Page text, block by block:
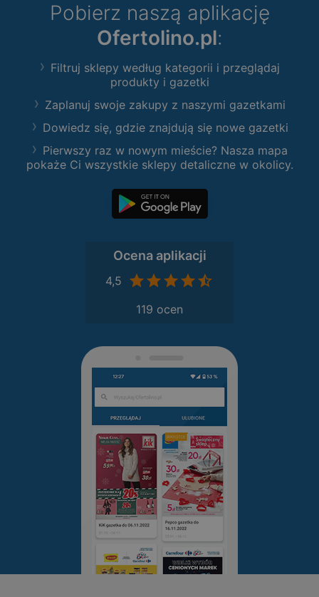
Pobierz naszą aplikację
Ofertolino.pl:
Filtruj sklepy według kategorii i przeglądaj
produkty i gazetki
Zaplanuj swoje zakupy z naszymi gazetkami
Dowiedz się, gdzie znajdują się nowe gazetki
Pierwszy raz w nowym mieście? Nasza mapa
pokaże Ci wszystkie sklepy detaliczne w okolicy.
Ocena aplikacji
4,5
119 ocen